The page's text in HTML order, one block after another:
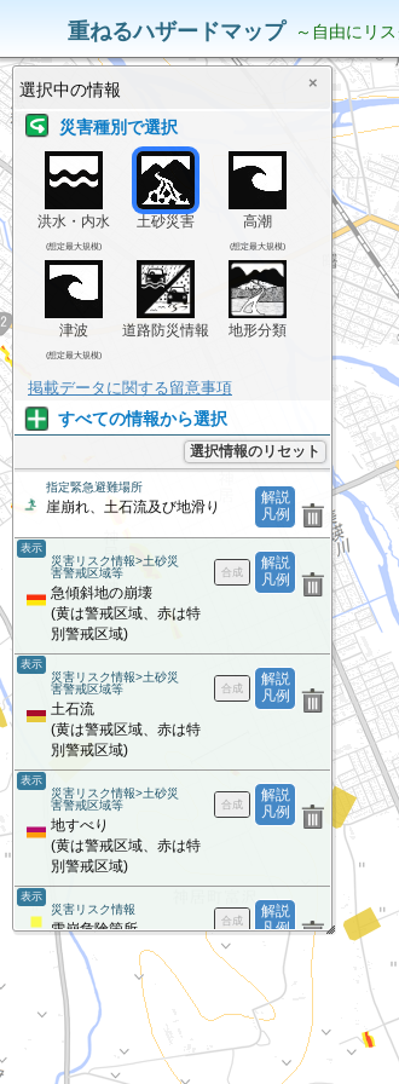
重ねるハザードマップ ～自由にリ
災害リスク情報
選択中の情報 ×
災害種別で選択
洪水・内水
(想定最大規模)
土砂災害 高潮
(想定最大規模)
津波
(想定最大規模)
道路防災情報 地形分類
掲載データに関する留意事項
すべての情報から選択
選択情報のリセット
解説
凡例
指定緊急避難場所
崖崩れ、土石流及び地滑り
解説
凡例
表示
災害リスク情報>土砂災
害警戒区域等
急傾斜地の崩壊
(黄は警戒区域、赤は特
別警戒区域)
解説
凡例
表示
災害リスク情報>土砂災
害警戒区域等
土石流
(黄は警戒区域、赤は特
別警戒区域)
解説
凡例
表示
災害リスク情報>土砂災
害警戒区域等
地すべり
(黄は警戒区域、赤は特
別警戒区域)
解説
凡例
表示
災害リスク情報
雪崩危険箇所
解説
凡例
写真
全国最新写真
（シームレス）